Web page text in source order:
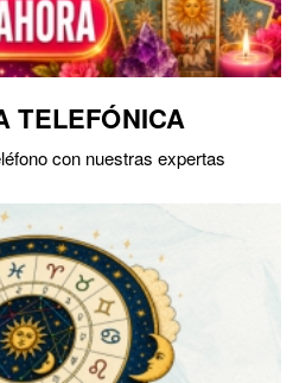
TELEFÓNICA
con nuestras expertas